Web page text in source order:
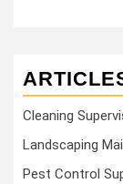
Cleaning
Landscaping
Pest Control